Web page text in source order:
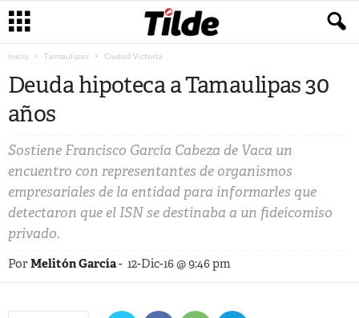
Inicio Tamaulipas Ciudad Victoria
Deuda hipoteca a Tamaulipas 30
años
Sostiene Francisco García Cabeza de Vaca un
encuentro con representantes de organismos
empresariales de la entidad para informarles que
detectaron que el ISN se destinaba a un fideicomiso
privado.
PorMelitón García- 12-Dic-16 @ 9:46 pm